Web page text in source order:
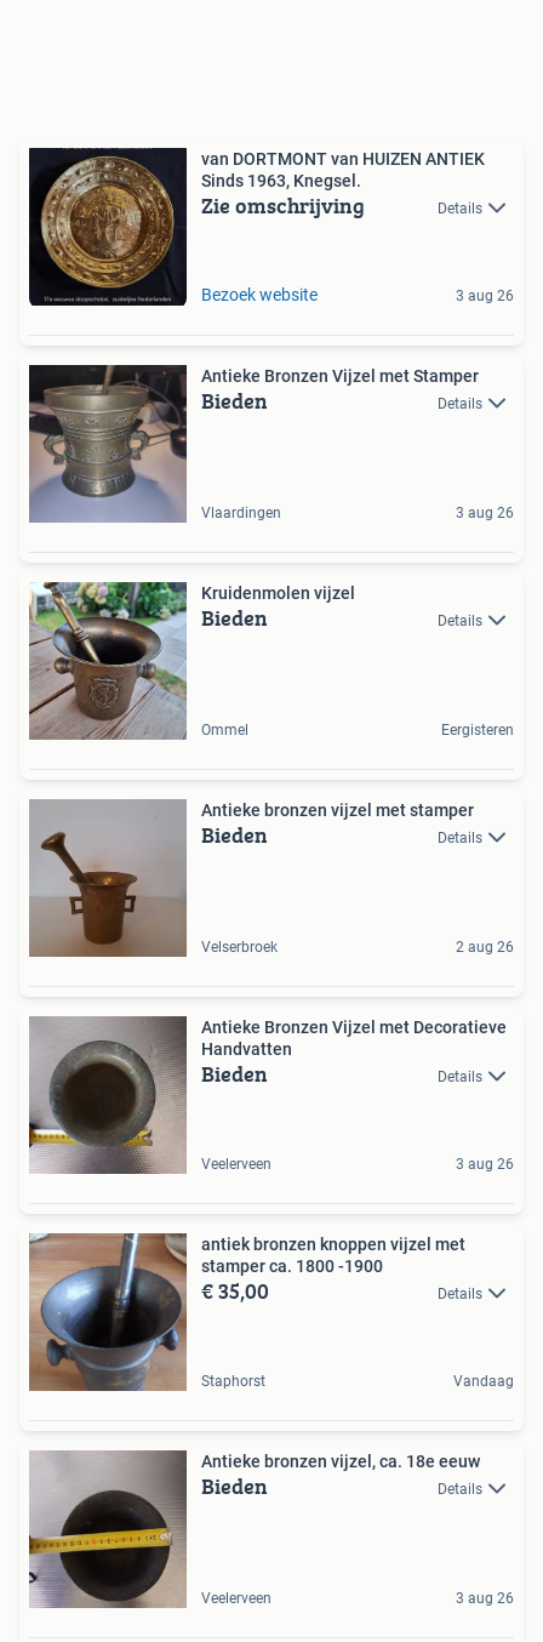
van DORTMONT van HUIZEN ANTIEK
Sinds 1963, Knegsel.
Zie omschrijving Details
Bezoek website 3 aug 26
Antieke Bronzen Vijzel met Stamper
Bieden Details
Vlaardingen 3 aug 26
Kruidenmolen vijzel
Bieden Details
Ommel Eergisteren
Antieke bronzen vijzel met stamper
Bieden Details
Velserbroek 2 aug 26
Antieke Bronzen Vijzel met Decoratieve
Handvatten
Bieden Details
Veelerveen 3 aug 26
antiek bronzen knoppen vijzel met
stamper ca. 1800 -1900
€ 35,00 Details
Staphorst Vandaag
Antieke bronzen vijzel, ca. 18e eeuw
Bieden Details
Veelerveen 3 aug 26